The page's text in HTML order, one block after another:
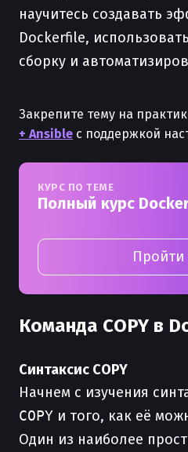
научитесь создавать
Dockerfile,
сборку и
Закрепите тему на
+ Ansible с поддержкой
КУРС ПО ТЕМЕ
Полный курс
Пройти
Команда COPY в
Синтаксис COPY
Начнем с изучения
COPY и того, как её
Один из наиболее